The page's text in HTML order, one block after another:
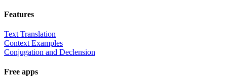
Features
Text Translation
Context Examples
Conjugation and Declension
Free apps